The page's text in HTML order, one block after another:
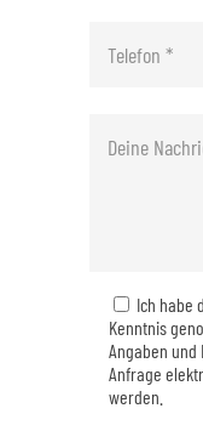
Ich habe
Kenntnis
Angaben
Anfrage
werden.